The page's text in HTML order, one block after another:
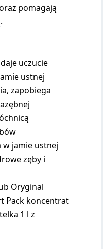
pomagają
uczucie
ustnej
zapobiega
w jamie ustnej
zęby i
Oryginal
Pack koncentrat
1 l z